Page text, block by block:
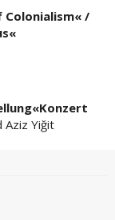
/
Aziz Yiğit